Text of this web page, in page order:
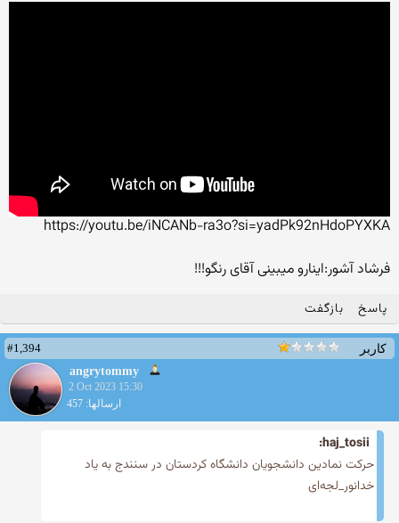
https://youtu.be/iNCANb-ra3o?si=yadPk92nHdoPYXKA
فرشاد آشور:اینارو میبینی آقای رنگو!!!
پاسخ بازگفت
کاربر
#1,394
angrytommy
2 Oct 2023 15:30
ارسالها: 457
haj_tosii:
حرکت نمادین دانشجویان دانشگاه کردستان در سنندج به یاد
خدانور_لجه‌ای